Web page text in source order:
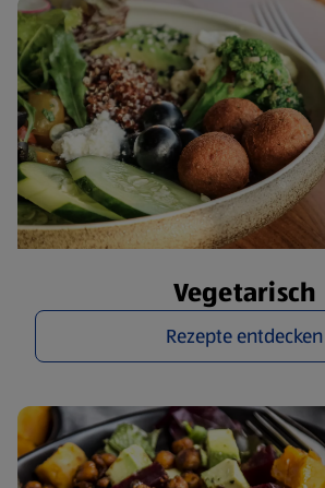
Vegetarisch
Rezepte entdecken